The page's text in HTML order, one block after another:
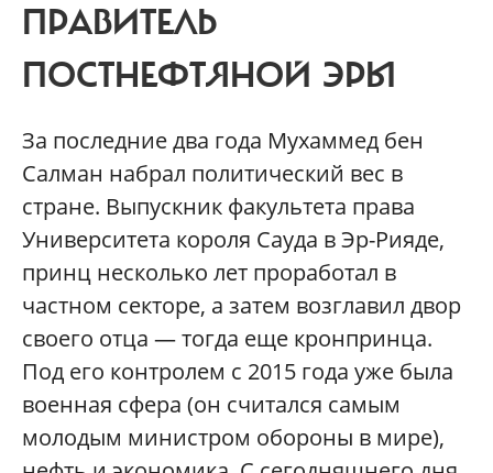
ПРАВИТЕЛЬ
ПОСТНЕФТЯНОЙ ЭРЫ
За последние два года Мухаммед бен
Салман набрал политический вес в
стране. Выпускник факультета права
Университета короля Сауда в Эр-Рияде,
принц несколько лет проработал в
частном секторе, а затем возглавил двор
своего отца — тогда еще кронпринца.
Под его контролем с 2015 года уже была
военная сфера (он считался самым
молодым министром обороны в мире),